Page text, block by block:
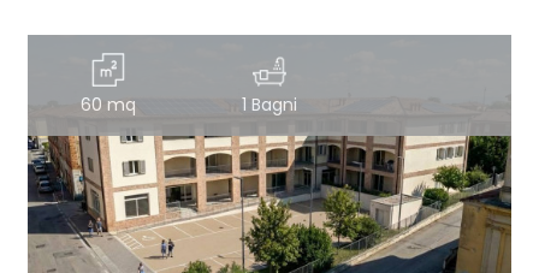
60 mq 1 Bagni